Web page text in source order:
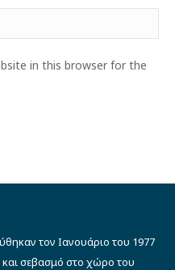
in this browser for the
τον Ιανουάριο του 1977
σεβασμό στο χώρο του